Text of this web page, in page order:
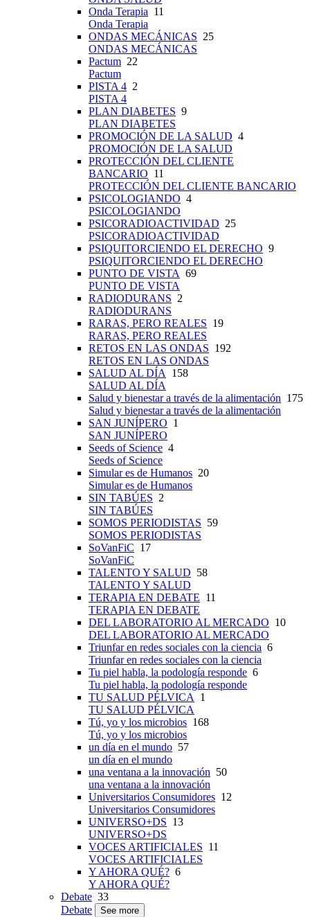
Onda Terapia 11
Onda Terapia
ONDAS MECÁNICAS 25
ONDAS MECÁNICAS
Pactum 22
Pactum
PISTA 4 2
PISTA 4
PLAN DIABETES 9
PLAN DIABETES
PROMOCIÓN DE LA SALUD 4
PROMOCIÓN DE LA SALUD
PROTECCIÓN DEL CLIENTE
BANCARIO 11
PROTECCIÓN DEL CLIENTE BANCARIO
PSICOLOGIANDO 4
PSICOLOGIANDO
PSICORADIOACTIVIDAD 25
PSICORADIOACTIVIDAD
PSIQUITORCIENDO EL DERECHO 9
PSIQUITORCIENDO EL DERECHO
PUNTO DE VISTA 69
PUNTO DE VISTA
RADIODURANS 2
RADIODURANS
RARAS, PERO REALES 19
RARAS, PERO REALES
RETOS EN LAS ONDAS 192
RETOS EN LAS ONDAS
SALUD AL DÍA 158
SALUD AL DÍA
Salud y bienestar a través de la alimentación 175
Salud y bienestar a través de la alimentación
SAN JUNÍPERO 1
SAN JUNÍPERO
Seeds of Science 4
Seeds of Science
Simular es de Humanos 20
Simular es de Humanos
SIN TABÚES 2
SIN TABÚES
SOMOS PERIODISTAS 59
SOMOS PERIODISTAS
SoVanFiC 17
SoVanFiC
TALENTO Y SALUD 58
TALENTO Y SALUD
TERAPIA EN DEBATE 11
TERAPIA EN DEBATE
DEL LABORATORIO AL MERCADO 10
DEL LABORATORIO AL MERCADO
Triunfar en redes sociales con la ciencia 6
Triunfar en redes sociales con la ciencia
Tu piel habla, la podología responde 6
Tu piel habla, la podología responde
TU SALUD PÉLVICA 1
TU SALUD PÉLVICA
Tú, yo y los microbios 168
Tú, yo y los microbios
un día en el mundo 57
un día en el mundo
una ventana a la innovación 50
una ventana a la innovación
Universitarios Consumidores 12
Universitarios Consumidores
UNIVERSO+DS 13
UNIVERSO+DS
VOCES ARTIFICIALES 11
VOCES ARTIFICIALES
Y AHORA QUÉ? 6
Y AHORA QUÉ?
Debate 33
Debate
See more